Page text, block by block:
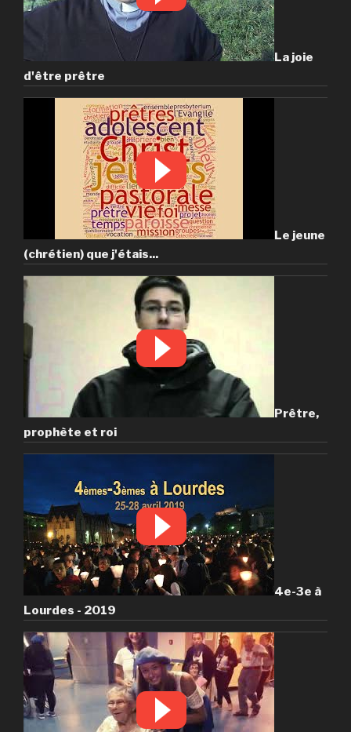
La joie
d'être prêtre
Le jeune
(chrétien) que j'étais...
Prêtre,
prophète et roi
4e-3e à
Lourdes - 2019